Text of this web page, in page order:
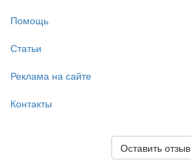
Помощь
Статьи
Реклама на сайте
Контакты
Оставить отзыв